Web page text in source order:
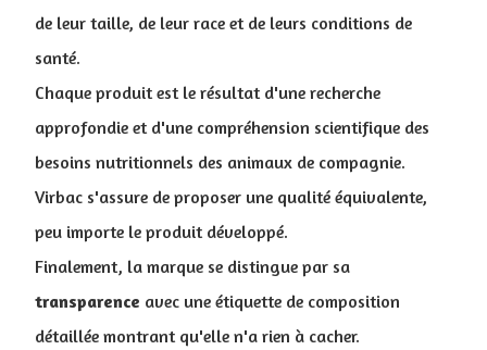
de leur taille, de leur race et de leurs conditions de
santé.
Chaque produit est le résultat d'une recherche
approfondie et d'une compréhension scientifique des
besoins nutritionnels des animaux de compagnie.
Virbac s'assure de proposer une qualité équivalente,
peu importe le produit développé.
Finalement, la marque se distingue par sa
transparence avec une étiquette de composition
détaillée montrant qu'elle n'a rien à cacher.